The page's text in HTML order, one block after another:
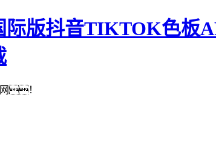
版抖音TIKTOK色板
网！